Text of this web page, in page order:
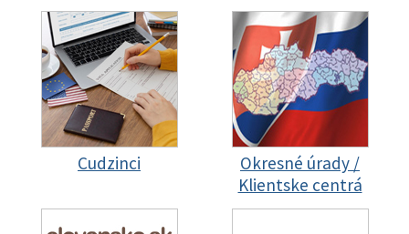
Cudzinci
Okresné úrady /
Klientske centrá